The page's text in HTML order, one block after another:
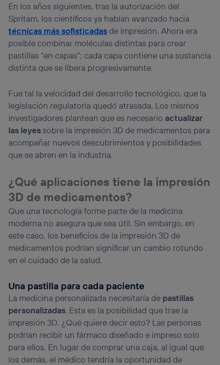
En los años siguientes, tras la autorización del
Spritam, los científicos ya habían avanzado hacia
técnicas más sofisticadasde impresión. Ahora era
posible combinar moléculas distintas para crear
pastillas “en capas”; cada capa contiene una sustancia
distinta que se libera progresivamente.
Fue tal la velocidad del desarrollo tecnológico, que la
legislación regulatoria quedó atrasada. Los mismos
investigadores plantean que es necesario actualizar
las leyessobre la impresión 3D de medicamentos para
acompañar nuevos descubrimientos y posibilidades
que se abren en la industria.
¿Qué aplicaciones tiene la impresión
3D de medicamentos?
Que una tecnología forme parte de la medicina
moderna no asegura que sea útil. Sin embargo, en
este caso, los beneficios de la impresión 3D de
medicamentos podrían significar un cambio rotundo
en el cuidado de la salud.
Una pastilla para cada paciente
La medicina personalizada necesitaría de pastillas
personalizadas. Esta es la posibilidad que trae la
impresión 3D. ¿Qué quiere decir esto? Las personas
podrían recibir un fármaco diseñado e impreso solo
para ellos. En lugar de comprar una caja, al igual que
los demás, el médico tendría la oportunidad de
Puedes gestionar los consentimientos Utiq seleccionando
“Administrar Utiq” en la parte inferior de esta página web o
visitando el
portal de privacidad de Utiq
(“consenthub”). Para más información, consulta
la política de privacidad de Utiq.